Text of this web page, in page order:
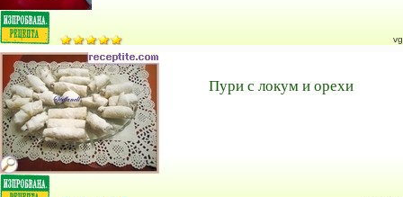
vg
Пури с локум и орехи